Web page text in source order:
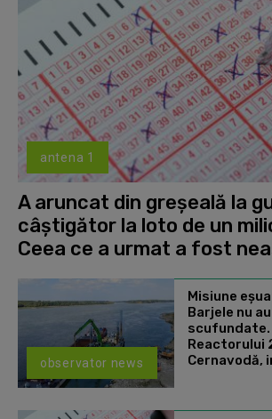
antena 1
A aruncat din greșeală la
câștigător la loto de un
Ceea ce a urmat a fost
observator news
Misiune
Barjele nu
scufundate.
Reactorului
Cernavodă,